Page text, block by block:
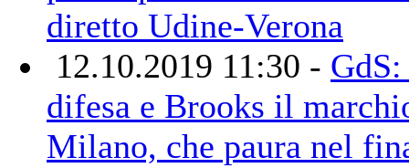
diretto Udine-Verona
12.10.2019 11:30 -
difesa e Brooks il
Milano, che paura nel